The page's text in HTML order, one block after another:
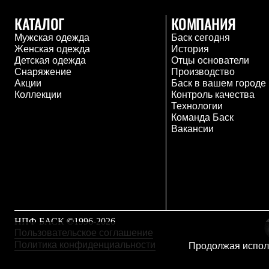
Брюки
Софтшелл одежда
Куртки
Флисовая одежда
Куртки
Брюки
Жилеты
Комбинезоны
Легкоходные
Альпинистские
Городские
Аксессуары для рюкзаков
КАТАЛОГ
Мужская одежда
Женская одежда
Детская одежда
Снаряжение
Акции
Коллекции
КОМПАНИЯ
Баск сегодня
История
Отцы основатели
Производство
Баск в вашем городе
Контроль качества
Технологии
Команда Баск
Вакансии
НПФ БАСК ©1996-2026
Пользовательское соглашение
Политика конфиденциальности
Продолжая